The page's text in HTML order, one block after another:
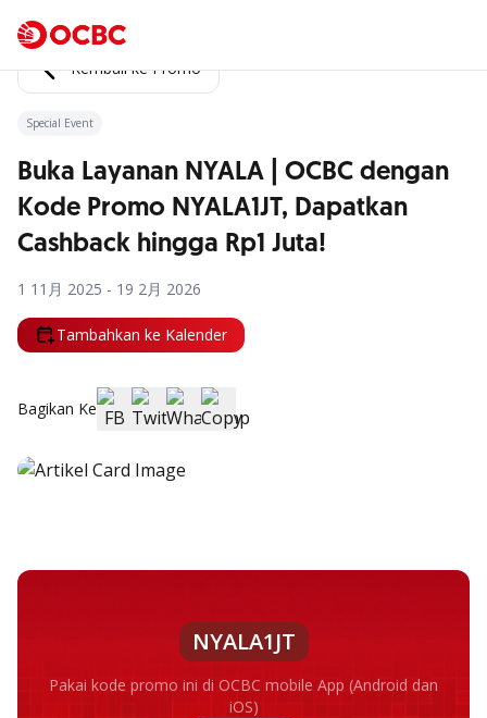
Kembali ke Promo
Special Event
Buka Layanan NYALA | OCBC dengan
Kode Promo NYALA1JT, Dapatkan
Cashback hingga Rp1 Juta!
1 11月 2025 - 19 2月 2026
Tambahkan ke Kalender
Bagikan Ke
NYALA1JT
Pakai kode promo ini di OCBC mobile App (Android dan
iOS)